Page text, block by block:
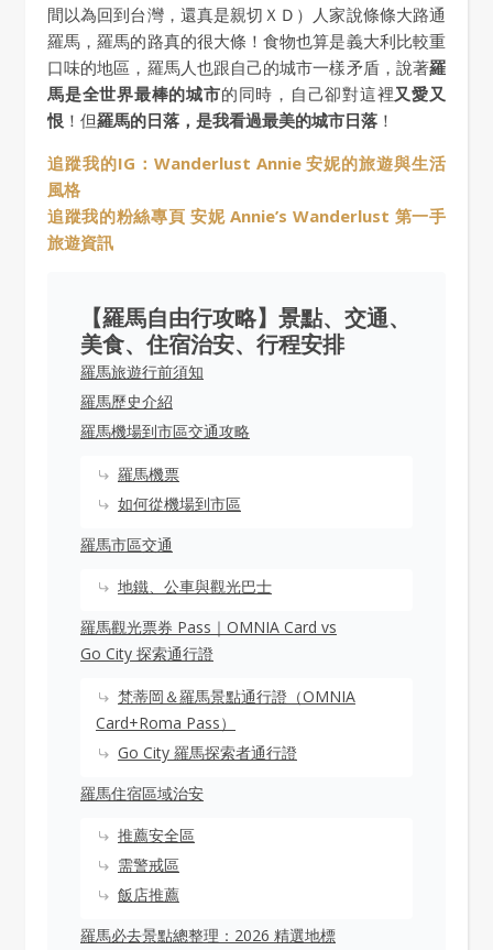
間以為回到台灣，還真是親切ＸＤ）人家說條條大路通
羅馬，羅馬的路真的很大條！食物也算是義大利比較重
口味的地區，羅馬人也跟自己的城市一樣矛盾，說著羅
馬是全世界最棒的城市的同時，自己卻對這裡又愛又
恨 ！但羅馬的日落，是我看過最美的城市日落 ！
追蹤我的IG：Wanderlust Annie 安妮的旅遊與生活
風格
追蹤我的粉絲專頁 安妮 Annie’s Wanderlust 第一手
旅遊資訊
【羅馬自由行攻略】景點、交通、
美食、住宿治安、行程安排
羅馬旅遊行前須知
羅馬歷史介紹
羅馬機場到市區交通攻略
羅馬機票
如何從機場到市區
羅馬市區交通
地鐵、公車與觀光巴士
羅馬觀光票券 Pass｜OMNIA Card vs
Go City 探索通行證
梵蒂岡＆羅馬景點通行證（OMNIA
Card+Roma Pass）
Go City 羅馬探索者通行證
羅馬住宿區域治安
推薦安全區
需警戒區
飯店推薦
羅馬必去景點總整理：2026 精選地標